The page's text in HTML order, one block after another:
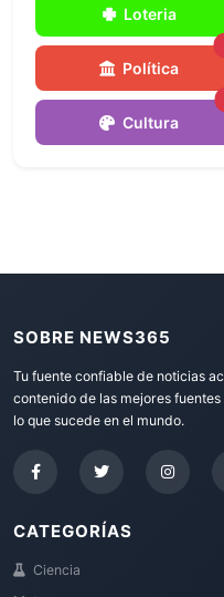
Loteria
Política
Cultura
SOBRE NEWS365
Tu fuente confiable de noticias
contenido de las mejores
lo que sucede en el mundo.
CATEGORÍAS
Ciencia